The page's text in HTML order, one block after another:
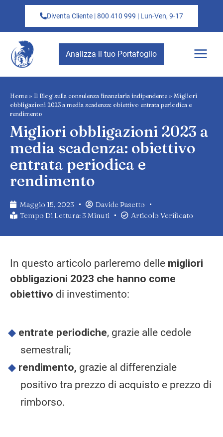
Diventa Cliente | 800 410 999 | Lun-Ven, 9-17
Analizza il tuo Portafoglio
Home » Il Blog sulla consulenza finanziaria indipendente » Migliori
obbligazioni 2023 a media scadenza: obiettivo entrata periodica e
rendimento
Migliori obbligazioni 2023 a
media scadenza: obiettivo
entrata periodica e
rendimento
Maggio 15, 2023
Davide Pasetto
Tempo Di Lettura: 3 Minuti
Articolo Verificato
In questo articolo parleremo delle migliori
obbligazioni 2023 che hanno come
obiettivo di investimento:
entrate periodiche, grazie alle cedole
semestrali;
rendimento, grazie al differenziale
positivo tra prezzo di acquisto e prezzo di
rimborso.